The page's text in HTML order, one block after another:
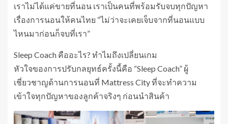
เราไม่ได้แค่ขายที่นอน เราเป็นคนที่พร้อมรับจบทุกปัญหา
เรื่องการนอนให้คนไทย “ไม่ว่าจะเคยเจ็บจากที่นอนแบบ
ไหนมาก่อนก็จบที่เรา”
Sleep Coach คืออะไร? ทำไมถึงเปลี่ยนเกม
หัวใจของการปรับกลยุทธ์ครั้งนี้คือ “Sleep Coach” ผู้
เชี่ยวชาญด้านการนอนที่ Mattress City ที่จะทำความ
เข้าใจทุกปัญหาของลูกค้าจริงๆ ก่อนนำสินค้า